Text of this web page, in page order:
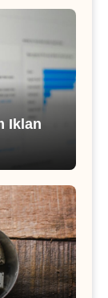
Iklan